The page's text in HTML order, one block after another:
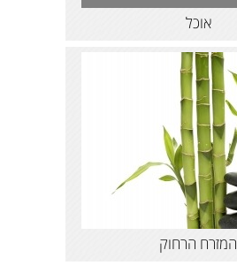
אוכל
המזרח הרחוק